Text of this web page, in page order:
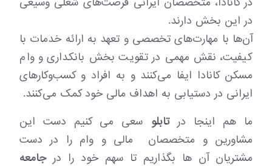
در این بخش دارند.
آن‌ها با مهارت‌های تخصصی و تعهد به ارائه خدمات با
کیفیت، نقش مهمی در تقویت بخش بانکداری و وام
مسکن کانادا ایفا می‌کنند و به افراد و کسب‌وکارهای
ایرانی در دستیابی به اهداف مالی خود کمک می‌کنند.
ما هم اینجا درتابلو سعی می کنیم دست این
مشاورین و متخصصان مالی و وام را در دست
مشتریان آن ها بگذاریم تا سهم خود را درجامعه